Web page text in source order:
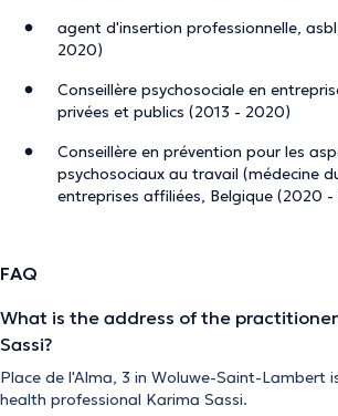
agent d'insertion professionnelle,
2020)
Conseillère psychosociale en
privées et publics (2013 - 2020)
Conseillère en prévention pour les
psychosociaux au travail (médecine
entreprises affiliées, Belgique (2020 -
FAQ
What is the address of the
Sassi?
Place de l'Alma, 3 in Woluwe-Saint-Lambert
health professional Karima Sassi.